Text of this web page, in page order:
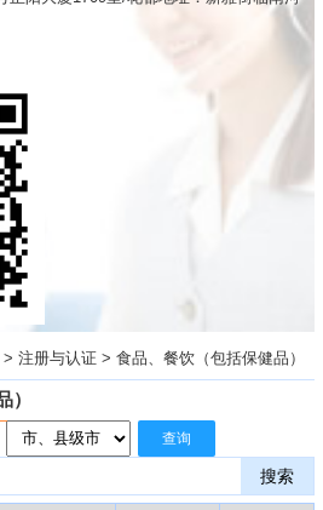
> 注册与认证 > 食品、餐饮（包括保健品）
）
查询
搜索